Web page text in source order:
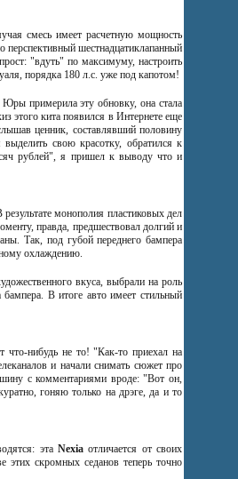
смесь имеет расчетную мощность
перспективный шестнадцатиклапанный
"вдуть" по максимуму, настроить
порядка 180 л.с. уже под капотом!
Юры примерила эту обновку, она стала
этого кита появился в Интернете еще
ценник, составлявший половину
свою красотку, обратился к
рублей", я пришел к выводу что и
монополия пластиковых дел
правда, предшествовал долгий и
Так, под губой переднего бампера
охлаждению.
вкуса, выбрали на роль
В итоге авто имеет стильный
что-нибудь не то! "Как-то приехал на
и начали снимать сюжет про
с комментариями вроде: "Вот он,
гоняю только на дрэге, да и то
эта Nexiaотличается от своих
этих скромных седанов теперь точно